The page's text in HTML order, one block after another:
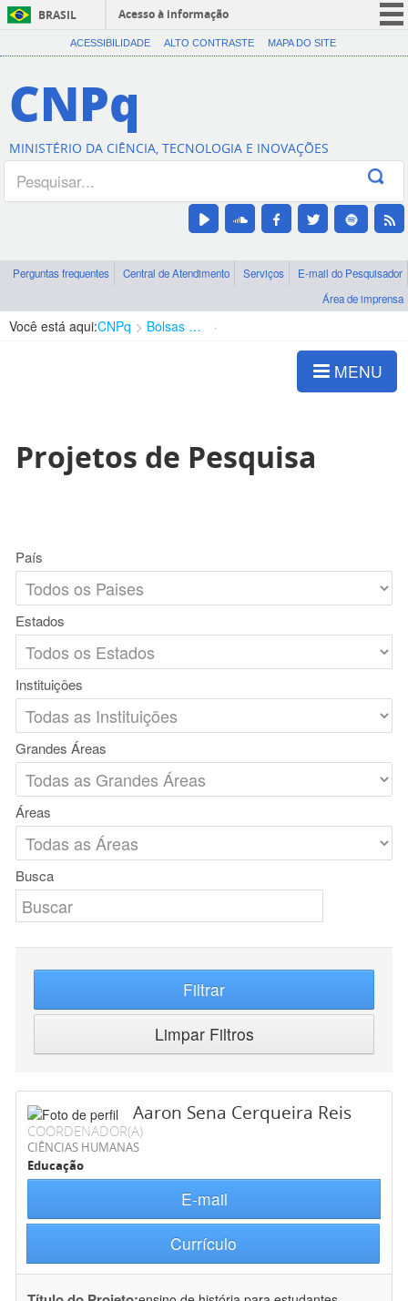
BRASIL
Acesso à informação
CORONAVÍRUS (COVID-19)
Canais
ACESSIBILIDADE ALTO CONTRASTE MAPA DO SITE
CNPq
MINISTÉRIO DA CIÊNCIA, TECNOLOGIA E INOVAÇÕES
Perguntas frequentes Central de Atendimento Serviços
E-mail do Pesquisador
Área de imprensa
Você está aqui:CNPq Bolsas e Auxílios Vigentes
MENU
Projetos de Pesquisa
País
Estados
Instituições
Grandes Áreas
Áreas
Busca
Filtrar
Limpar Filtros
Aaron Sena Cerqueira Reis
COORDENADOR(A)
CIÊNCIAS HUMANAS
Educação
E-mail
Currículo